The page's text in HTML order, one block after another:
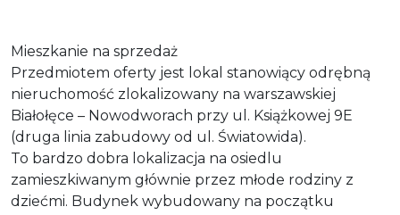
Mieszkanie na sprzedaż
Przedmiotem oferty jest lokal stanowiący odrębną
nieruchomość zlokalizowany na warszawskiej
Białołęce – Nowodworach przy ul. Książkowej 9E
(druga linia zabudowy od ul. Światowida).
To bardzo dobra lokalizacja na osiedlu
zamieszkiwanym głównie przez młode rodziny z
dziećmi. Budynek wybudowany na początku